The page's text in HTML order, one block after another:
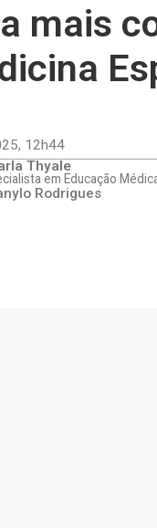
mais
, 12h44
Thyale
em Educação
Rodrigues